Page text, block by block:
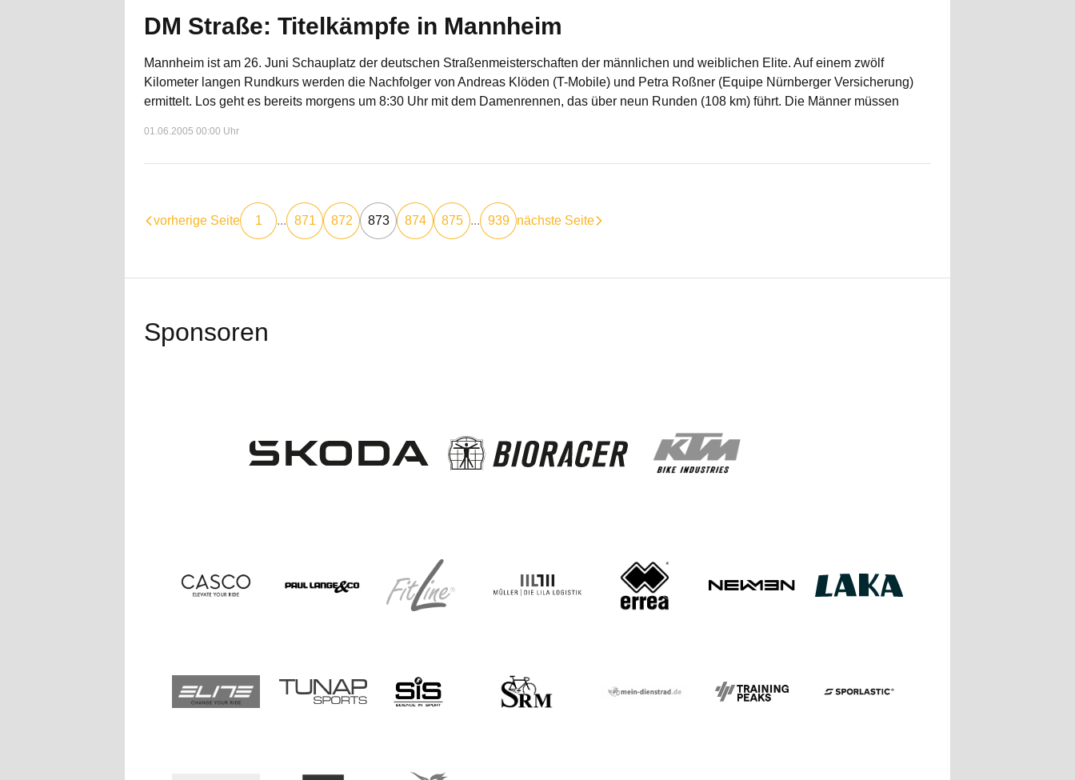
DM Straße: Titelkämpfe in Mannheim
Mannheim ist am 26. Juni Schauplatz der deutschen Straßenmeisterschaften der männlichen und weiblichen Elite. Auf einem zwölf
Kilometer langen Rundkurs werden die Nachfolger von Andreas Klöden (T-Mobile) und Petra Roßner (Equipe Nürnberger Versicherung)
ermittelt. Los geht es bereits morgens um 8:30 Uhr mit dem Damenrennen, das über neun Runden (108 km) führt. Die Männer müssen
01.06.2005 00:00 Uhr
vorherige Seite 1 ... 871 872 873 874 875 ... 939 nächste Seite
Sponsoren